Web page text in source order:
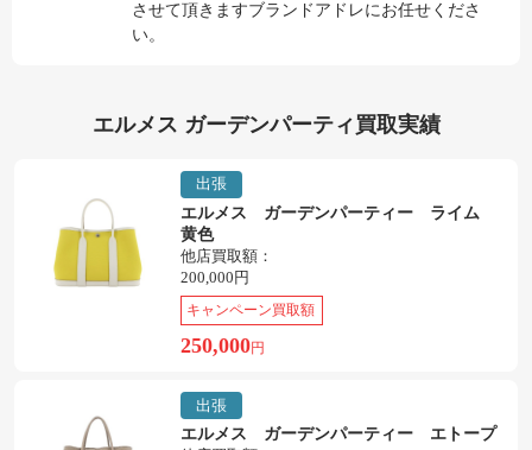
させて頂きますブランドアドレにお任せくださ
い。
エルメス ガーデンパーティ買取実績
出張
エルメス ガーデンパーティー ライム
黄色
他店買取額：
200,000円
キャンペーン買取額
250,000円
出張
エルメス ガーデンパーティー エトープ